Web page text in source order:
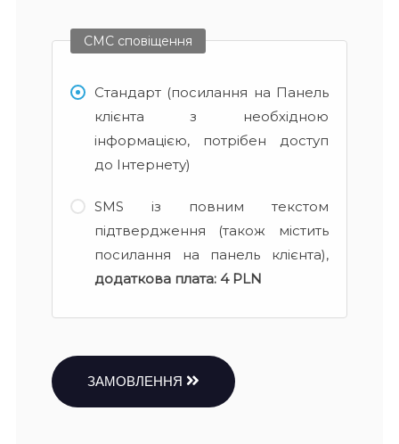
СМС сповіщення
Стандарт (посилання на Панель
клієнта з необхідною
інформацією, потрібен доступ
до Інтернету)
SMS із повним текстом
підтвердження (також містить
посилання на панель клієнта),
додаткова плата: 4 PLN
ЗАМОВЛЕННЯ